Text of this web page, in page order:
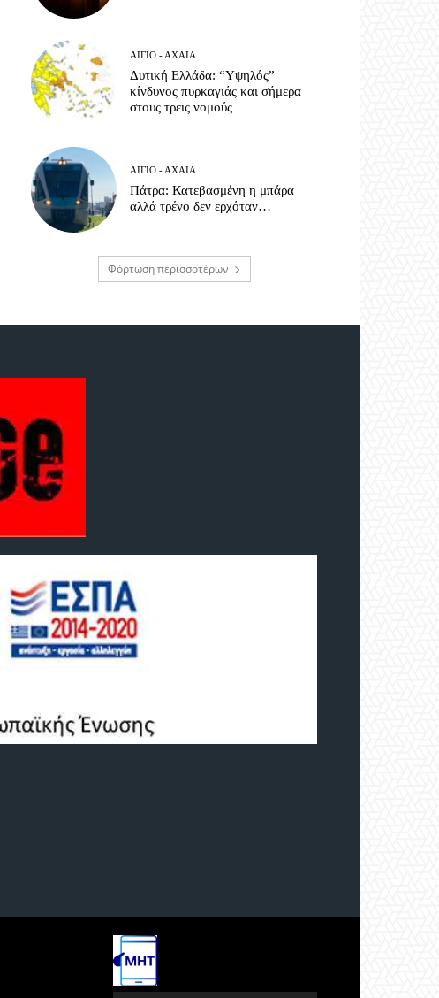
ΑΊΓΙΟ - ΑΧΑΪ́Α
Δυτική Ελλάδα: “Υψηλός”
κίνδυνος πυρκαγιάς και σήμερα
στους τρεις νομούς
ΑΊΓΙΟ - ΑΧΑΪ́Α
Πάτρα: Κατεβασμένη η μπάρα
αλλά τρένο δεν ερχόταν…
Φόρτωση περισσοτέρων